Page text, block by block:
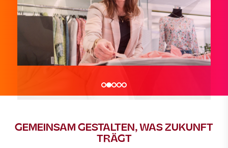
GEMEINSAM GESTALTEN, WAS ZUKUNFT
TRÄGT